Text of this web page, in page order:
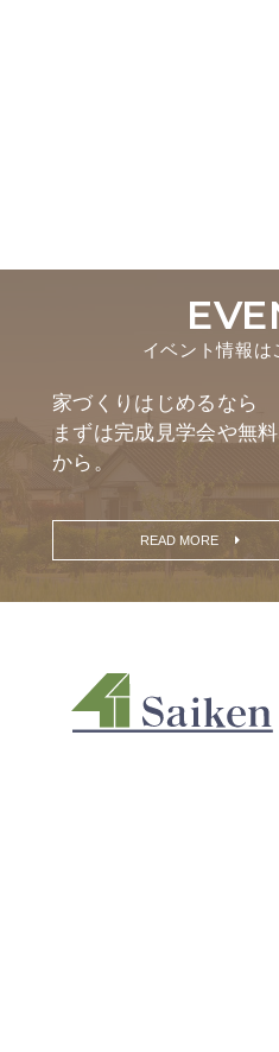
イベント情報は
家づくりはじめるなら
まずは完成見学会や無
から。
READ MORE